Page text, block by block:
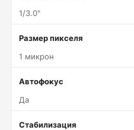
1/3.0"
Размер пикселя
1 микрон
Автофокус
Да
Стабилизация